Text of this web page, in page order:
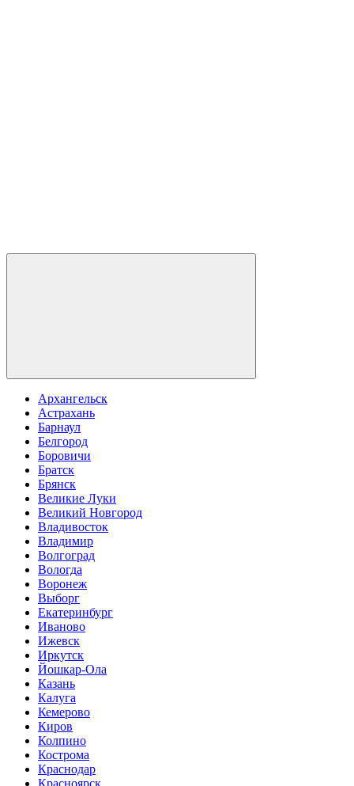
Архангельск
Астрахань
Барнаул
Белгород
Боровичи
Братск
Брянск
Великие Луки
Великий Новгород
Владивосток
Владимир
Волгоград
Вологда
Воронеж
Выборг
Екатеринбург
Иваново
Ижевск
Иркутск
Йошкар-Ола
Казань
Калуга
Кемерово
Киров
Колпино
Кострома
Краснодар
Красноярск